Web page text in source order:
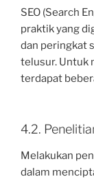
SEO (Search
praktik yang
dan peringkat
telusur. Untuk
terdapat
4.2.
Melakukan
dalam